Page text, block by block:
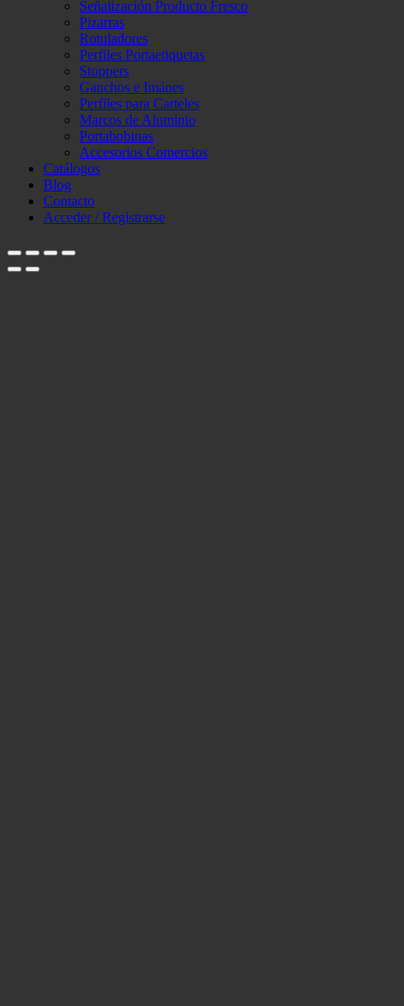
Señalización Producto Fresco
Pizarras
Rotuladores
Perfiles Portaetiquetas
Stoppers
Ganchos e Imánes
Perfiles para Carteles
Marcos de Aluminio
Portabobinas
Accesorios Comercios
Catálogos
Blog
Contacto
Acceder / Registrarse